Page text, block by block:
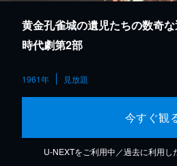
黄金孔雀城の遺児たちの数奇
時代劇第2部
1961年 見放題
今すぐ観
U-NEXTをご利用中／過去に利用し